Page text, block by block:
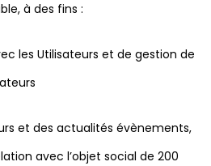
à des fins :
les Utilisateurs et de gestion de
et des actualités évènements,
avec l’objet social de 200